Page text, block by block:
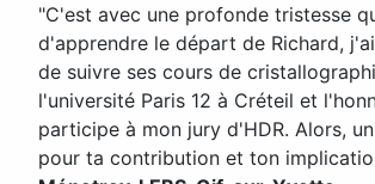
"C'est avec une profonde tristesse
d'apprendre le départ de Richard,
de suivre ses cours de
l'université Paris 12 à Créteil et
participe à mon jury d'HDR. Alors,
pour ta contribution et ton